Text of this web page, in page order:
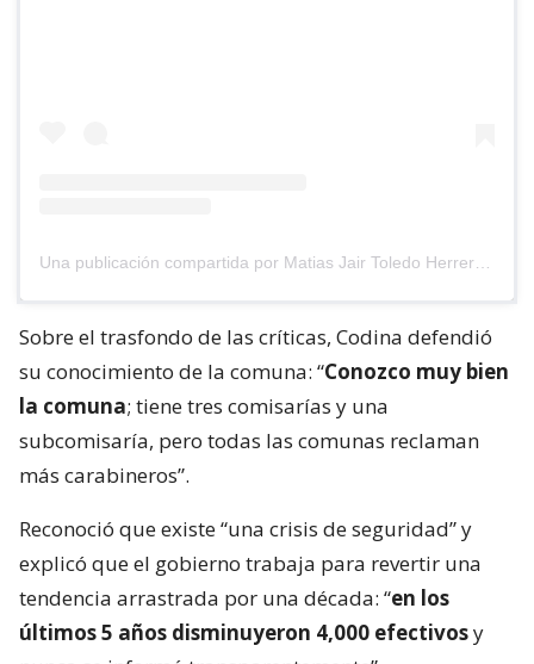
Una publicación compartida por Matias Jair Toledo Herrera (@matiastoledoh)
Sobre el trasfondo de las críticas, Codina defendió
su conocimiento de la comuna: “Conozco muy bien
la comuna; tiene tres comisarías y una
subcomisaría, pero todas las comunas reclaman
más carabineros”.
Reconoció que existe “una crisis de seguridad” y
explicó que el gobierno trabaja para revertir una
tendencia arrastrada por una década: “en los
últimos 5 años disminuyeron 4,000 efectivosy